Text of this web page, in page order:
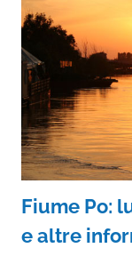
Fiume Po:
e altre